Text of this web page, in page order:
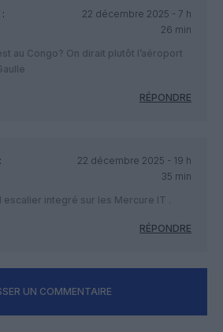
22 décembre 2025 - 7 h
26 min
au Congo? On dirait plutôt l’aéroport
RÉPONDRE
22 décembre 2025 - 19 h
35 min
integré sur les Mercure IT .
RÉPONDRE
UN COMMENTAIRE